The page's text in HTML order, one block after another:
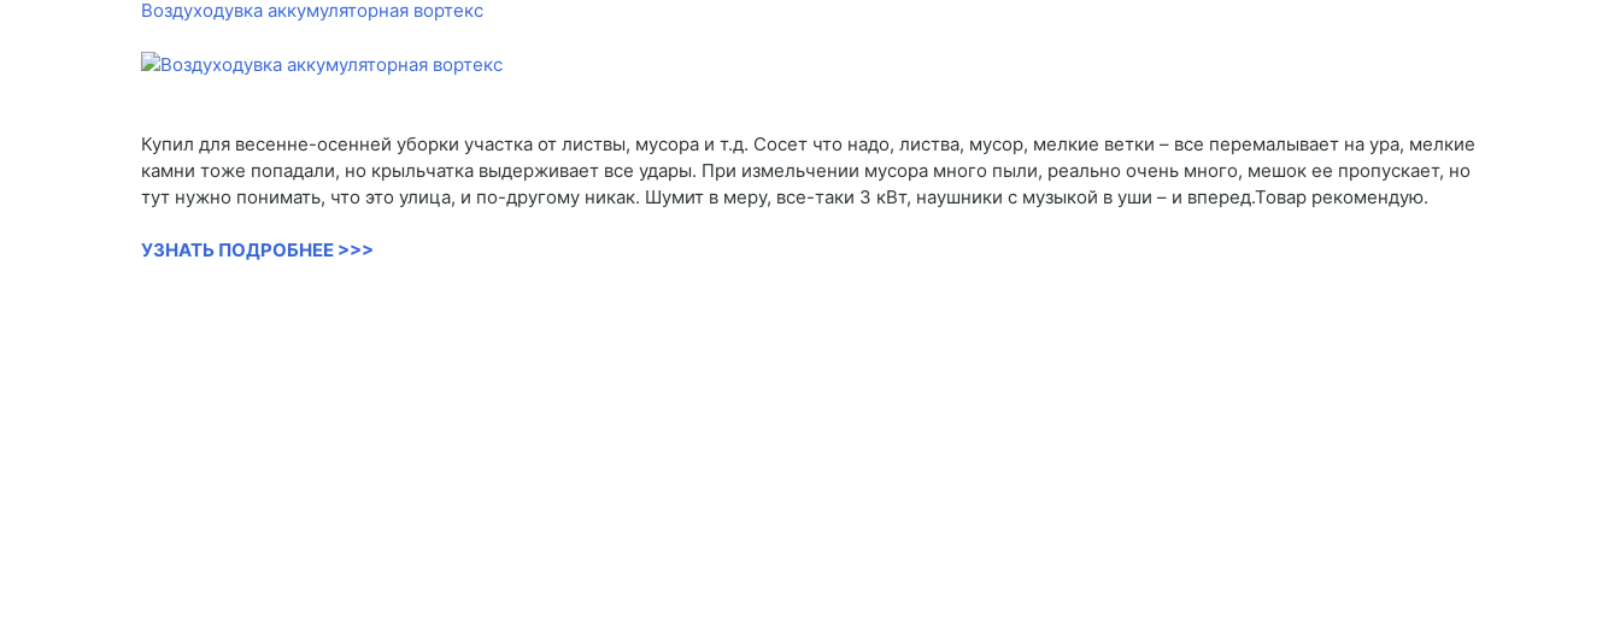
Воздуходувка аккумуляторная вортекс
Купил для весенне-осенней уборки участка от листвы, мусора и т.д. Сосет что надо, листва, мусор, мелкие ветки – все перемалывает на ура, мелкие
камни тоже попадали, но крыльчатка выдерживает все удары. При измельчении мусора много пыли, реально очень много, мешок ее пропускает, но
тут нужно понимать, что это улица, и по-другому никак. Шумит в меру, все-таки 3 кВт, наушники с музыкой в уши – и вперед.Товар рекомендую.
УЗНАТЬ ПОДРОБНЕЕ >>>